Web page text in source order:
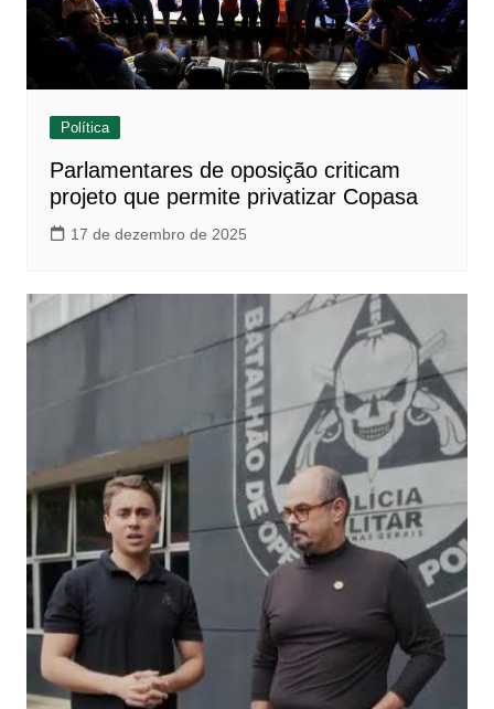
Política
Parlamentares de oposição criticam
projeto que permite privatizar Copasa
17 de dezembro de 2025